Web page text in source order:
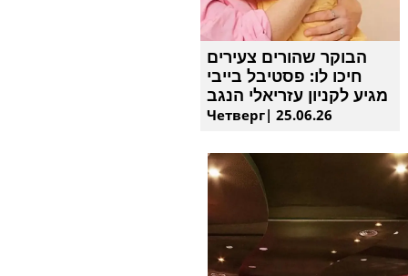
הבוקר שהורים צעירים
חיכו לו: פסטיבל בייבי
מגיע לקניון עזריאלי הנגב
Четверг| 25.06.26